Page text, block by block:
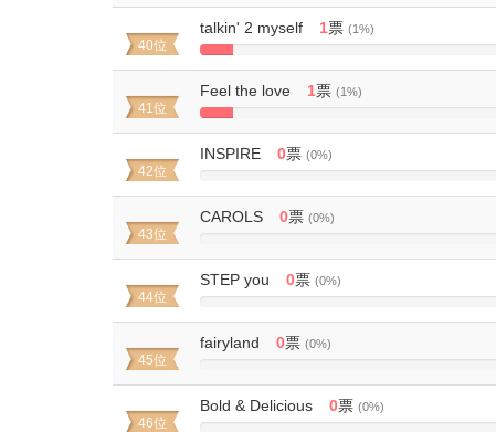
Complete
40位
talkin' 2 myself 1票 (1%)
5%
Complete
41位
Feel the love 1票 (1%)
5%
Complete
42位
INSPIRE 0票 (0%)
Complete
43位
CAROLS 0票 (0%)
Complete
44位
STEP you 0票 (0%)
Complete
45位
fairyland 0票 (0%)
Complete
46位
Bold & Delicious 0票 (0%)